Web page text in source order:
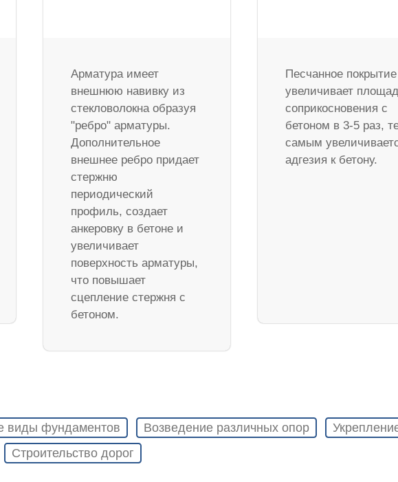
Арматура имеет
внешнюю навивку из
стекловолокна образуя
"ребро" арматуры.
Дополнительное
внешнее ребро придает
стержню
периодический
профиль, создает
анкеровку в бетоне и
увеличивает
поверхность арматуры,
что повышает
сцепление стержня с
бетоном.
Песчанное покрытие
увеличивает
соприкосновения с
бетоном в 3-5 раз,
самым
адгезия к бетону.
виды фундаментов Возведение различных опор
Строительство дорог